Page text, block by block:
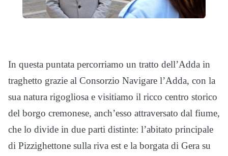
In questa puntata percorriamo un tratto dell’Adda in
traghetto grazie al Consorzio Navigare l’Adda, con la
sua natura rigogliosa e visitiamo il ricco centro storico
del borgo cremonese, anch’esso attraversato dal fiume,
che lo divide in due parti distinte: l’abitato principale
di Pizzighettone sulla riva est e la borgata di Gera su